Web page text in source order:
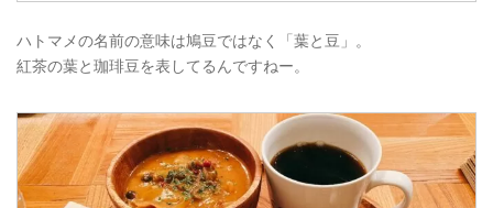
ハトマメの名前の意味は鳩豆ではなく「葉と豆」。
紅茶の葉と珈琲豆を表してるんですねー。